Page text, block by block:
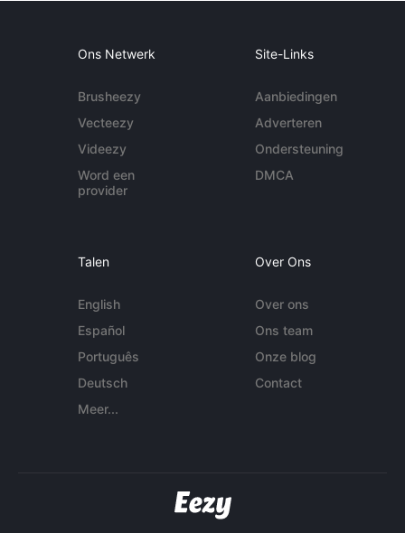
Ons Netwerk
Brusheezy
Vecteezy
Videezy
Word een
provider
Site-Links
Aanbiedingen
Adverteren
Ondersteuning
DMCA
Talen
English
Español
Português
Deutsch
Meer...
Over Ons
Over ons
Ons team
Onze blog
Contact